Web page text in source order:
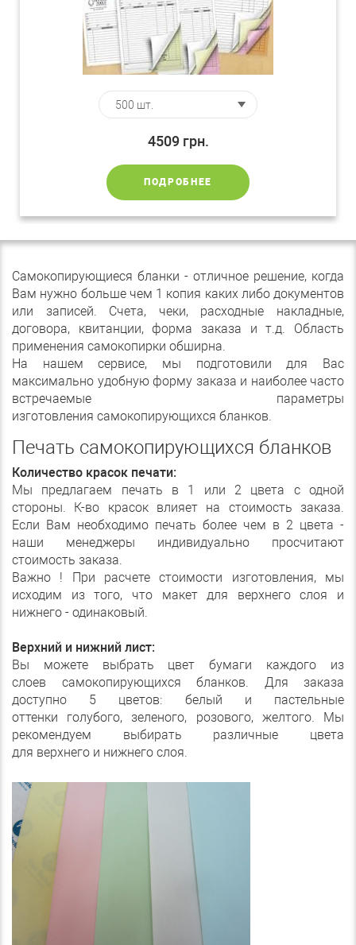
4509 грн.
ПОДРОБНЕЕ
Самокопирующиеся бланки - отличное решение, когда
Вам нужно больше чем 1 копия каких либо документов
или записей. Счета, чеки, расходные накладные,
договора, квитанции, форма заказа и т.д. Область
применения самокопирки обширна.
На нашем сервисе, мы подготовили для Вас
максимально удобную форму заказа и наиболее часто
встречаемые параметры
изготовления самокопирующихся бланков.
Печать самокопирующихся бланков
Количество красок печати:
Мы предлагаем печать в 1 или 2 цвета с одной
стороны. К-во красок влияет на стоимость заказа.
Если Вам необходимо печать более чем в 2 цвета -
наши менеджеры индивидуально просчитают
стоимость заказа.
Важно ! При расчете стоимости изготовления, мы
исходим из того, что макет для верхнего слоя и
нижнего - одинаковый.
Верхний и нижний лист:
Вы можете выбрать цвет бумаги каждого из
слоев самокопирующихся бланков. Для заказа
доступно 5 цветов: белый и пастельные
оттенки голубого, зеленого, розового, желтого. Мы
рекомендуем выбирать различные цвета
для верхнего и нижнего слоя.